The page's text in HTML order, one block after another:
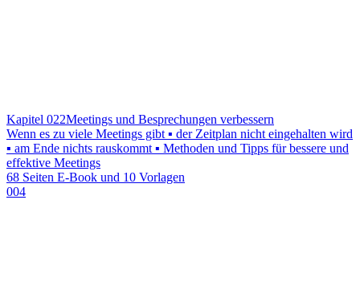
Kapitel 022Meetings und Besprechungen verbessern
Wenn es zu viele Meetings gibt ▪ der Zeitplan nicht eingehalten wird
▪ am Ende nichts rauskommt ▪ Methoden und Tipps für bessere und
effektive Meetings
68 Seiten E-Book und 10 Vorlagen
004